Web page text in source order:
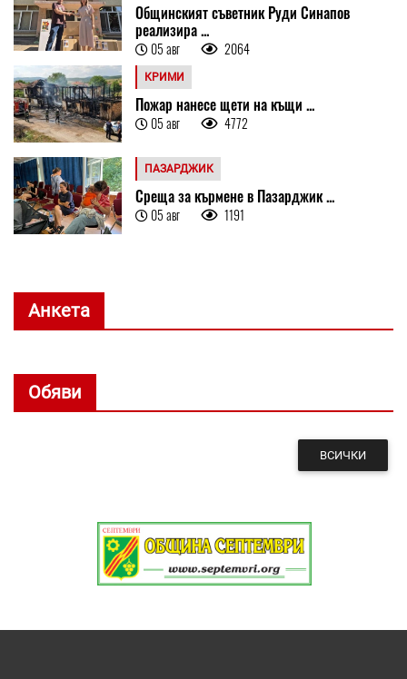
Общинският съветник Руди Синапов
реализира ...
05 авг 2064
КРИМИ
Пожар нанесе щети на къщи ...
05 авг 4772
ПАЗАРДЖИК
Среща за кърмене в Пазарджик ...
05 авг 1191
Анкета
Обяви
ВСИЧКИ